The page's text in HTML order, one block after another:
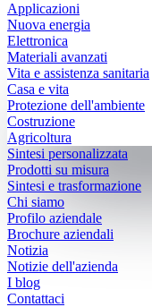
Applicazioni
Nuova energia
Elettronica
Materiali avanzati
Vita e assistenza sanitaria
Casa e vita
Protezione dell'ambiente
Costruzione
Agricoltura
Sintesi personalizzata
Prodotti su misura
Sintesi e trasformazione
Chi siamo
Profilo aziendale
Brochure aziendali
Notizia
Notizie dell'azienda
I blog
Contattaci